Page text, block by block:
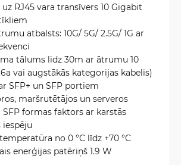
uz RJ45 vara transīvers 10 Gigabit
atbalsts: 10G/ 5G/ 2.5G/ 1G ar
tālums līdz 30m ar ātrumu 10
vai augstākās kategorijas kabelis)
SFP+ un SFP portiem
maršrutētājos un serveros
formas faktors ar karstās
iespēju
no 0 °C līdz +70 °C
enerģijas patēriņš 1.9 W